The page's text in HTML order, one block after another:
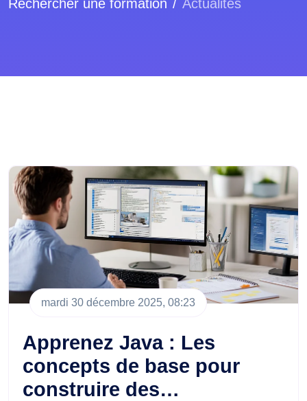
Rechercher une formation Actualités
mardi 30 décembre 2025, 08:23
Apprenez Java : Les
concepts de base pour
construire des…